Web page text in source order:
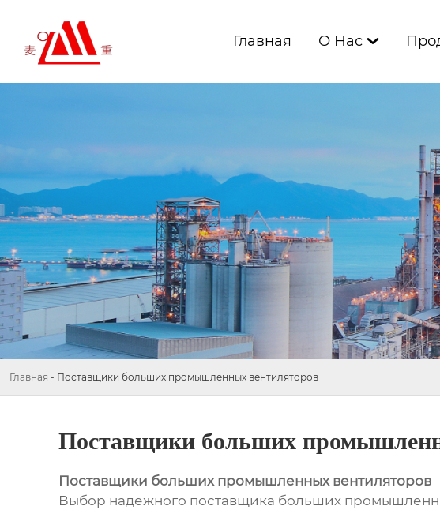
Главная О Нас 
Главная - Поставщики больших промышленных вентиляторов
Поставщики больших
Поставщики больших промышленных вентиляторов
Выбор надежного поставщика больших